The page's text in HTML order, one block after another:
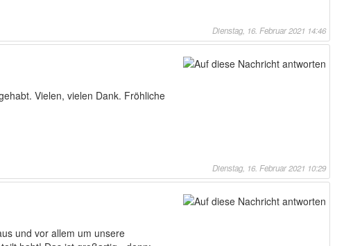
Dienstag, 16. Februar 2021 14:46
Vielen, vielen Dank. Fröhliche
Dienstag, 16. Februar 2021 10:29
und vor allem um unsere